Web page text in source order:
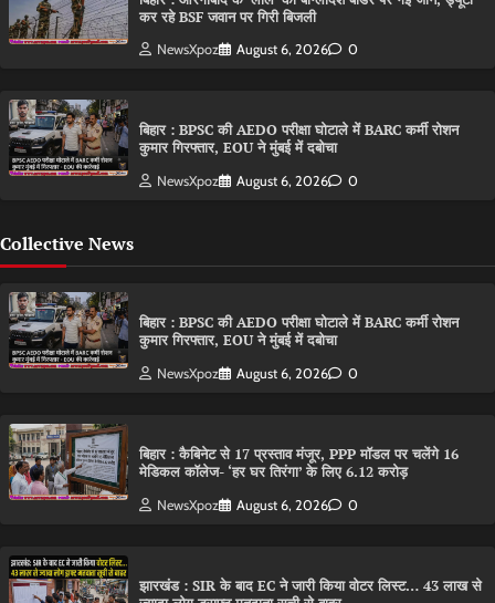
कर रहे BSF जवान पर गिरी बिजली
NewsXpoz August 6, 2026 0
बिहार : BPSC की AEDO परीक्षा घोटाले में BARC कर्मी रोशन
कुमार गिरफ्तार, EOU ने मुंबई में दबोचा
NewsXpoz August 6, 2026 0
Collective News
बिहार : BPSC की AEDO परीक्षा घोटाले में BARC कर्मी रोशन
कुमार गिरफ्तार, EOU ने मुंबई में दबोचा
NewsXpoz August 6, 2026 0
बिहार : कैबिनेट से 17 प्रस्ताव मंजूर, PPP मॉडल पर चलेंगे 16
मेडिकल कॉलेज- ‘हर घर तिरंगा’ के लिए 6.12 करोड़
NewsXpoz August 6, 2026 0
झारखंड : SIR के बाद EC ने जारी किया वोटर लिस्ट… 43 लाख से